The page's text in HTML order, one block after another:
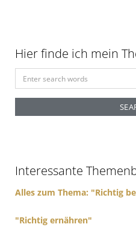
Hier finde ich mein
e
r
o
Interessante
Alles zum Thema: "Richtig
"Richtig ernähren"